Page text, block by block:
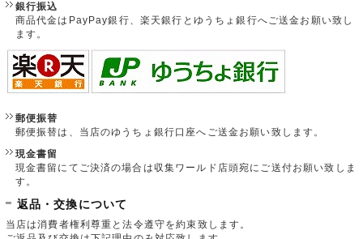
銀行振込
商品代金はPayPay銀行、楽天銀行とゆうちょ銀行へご送金お願い致し
ます。
郵便振替
郵便振替は、当店のゆうちょ銀行口座へご送金お願い致します。
現金書留
現金書留にてご決済の場合は収集ワールド店頭宛にご送付お願い致しま
す。
返品・交換について
当店は消費者権利尊重と法令遵守を約束致します。